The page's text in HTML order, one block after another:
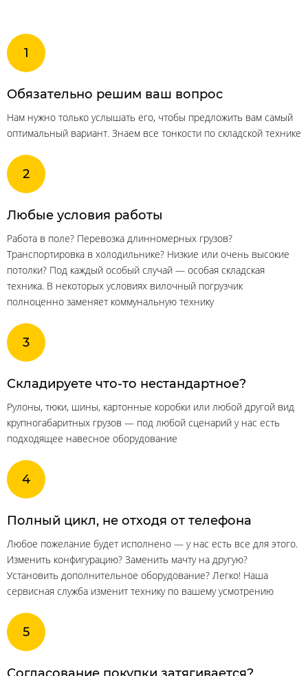
Обязательно решим ваш вопрос
Нам нужно только услышать его, чтобы предложить вам самый
оптимальный вариант. Знаем все тонкости по складской технике
Любые условия работы
Работа в поле? Перевозка длинномерных грузов?
Транспортировка в холодильнике? Низкие или очень высокие
потолки? Под каждый особый случай — особая складская
техника. В некоторых условиях вилочный погрузчик
полноценно заменяет коммунальную технику
Складируете что-то нестандартное?
Рулоны, тюки, шины, картонные коробки или любой другой вид
крупногабаритных грузов — под любой сценарий у нас есть
подходящее навесное оборудование
Полный цикл, не отходя от телефона
Любое пожелание будет исполнено — у нас есть все для этого.
Изменить конфигурацию? Заменить мачту на другую?
Установить дополнительное оборудование? Легко! Наша
сервисная служба изменит технику по вашему усмотрению
Согласование покупки затягивается?